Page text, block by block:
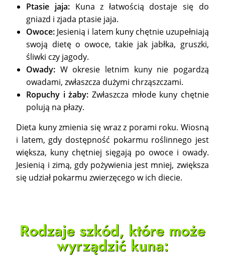
Ptasie jaja: Kuna z łatwością dostaje się do
gniazd i zjada ptasie jaja.
Owoce: Jesienią i latem kuny chętnie uzupełniają
swoją dietę o owoce, takie jak jabłka, gruszki,
śliwki czy jagody.
Owady: W okresie letnim kuny nie pogardzą
owadami, zwłaszcza dużymi chrząszczami.
Ropuchy i żaby: Zwłaszcza młode kuny chętnie
polują na płazy.
Dieta kuny zmienia się wraz z porami roku. Wiosną
i latem, gdy dostępność pokarmu roślinnego jest
większa, kuny chętniej sięgają po owoce i owady.
Jesienią i zimą, gdy pożywienia jest mniej, zwiększa
się udział pokarmu zwierzęcego w ich diecie.
Rodzaje szkód, które może
wyrządzić kuna: